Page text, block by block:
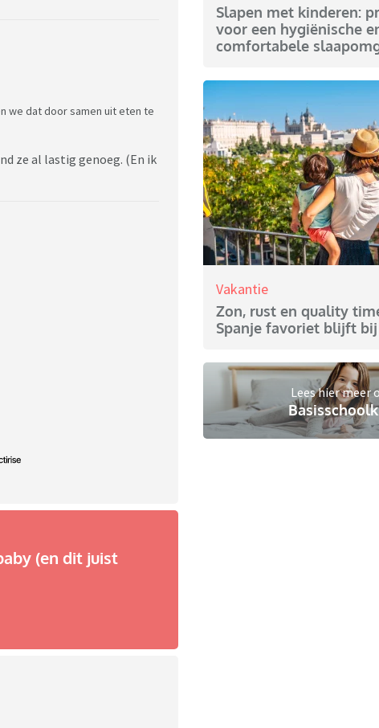
we dat door samen uit eten te
ze al lastig genoeg. (En ik
(en dit juist
Slapen met kinderen:
voor een hygiënische
comfortabele
Vakantie
Zon, rust en quality
Spanje favoriet blijft
Lees hier meer